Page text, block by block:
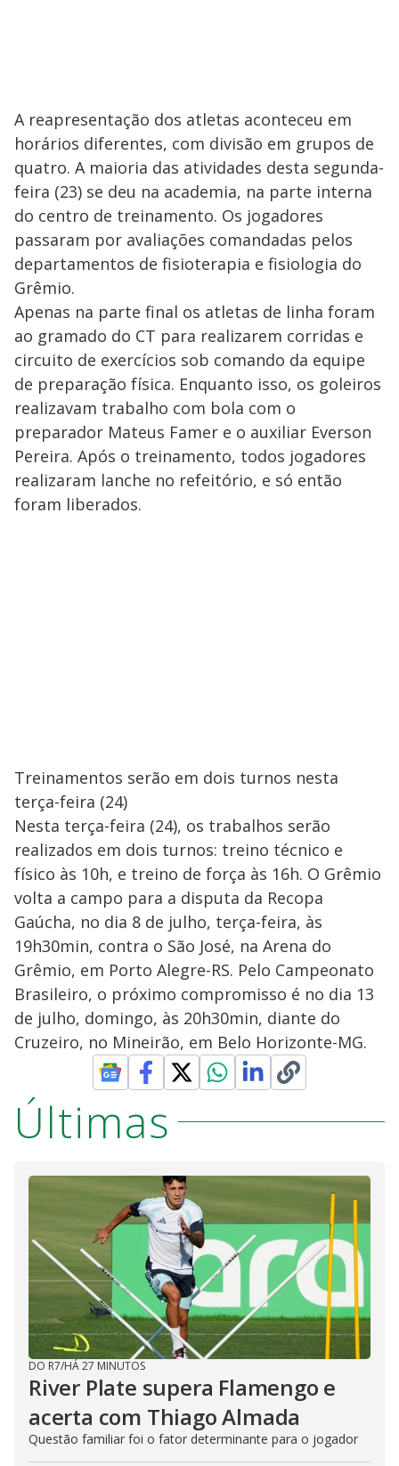
A reapresentação dos atletas aconteceu em
horários diferentes, com divisão em grupos de
quatro. A maioria das atividades desta segunda-
feira (23) se deu na academia, na parte interna
do centro de treinamento. Os jogadores
passaram por avaliações comandadas pelos
departamentos de fisioterapia e fisiologia do
Grêmio.
Apenas na parte final os atletas de linha foram
ao gramado do CT para realizarem corridas e
circuito de exercícios sob comando da equipe
de preparação física. Enquanto isso, os goleiros
realizavam trabalho com bola com o
preparador Mateus Famer e o auxiliar Everson
Pereira. Após o treinamento, todos jogadores
realizaram lanche no refeitório, e só então
foram liberados.
Treinamentos serão em dois turnos nesta
terça-feira (24)
Nesta terça-feira (24), os trabalhos serão
realizados em dois turnos: treino técnico e
físico às 10h, e treino de força às 16h. O Grêmio
volta a campo para a disputa da Recopa
Gaúcha, no dia 8 de julho, terça-feira, às
19h30min, contra o São José, na Arena do
Grêmio, em Porto Alegre-RS. Pelo Campeonato
Brasileiro, o próximo compromisso é no dia 13
de julho, domingo, às 20h30min, diante do
Cruzeiro, no Mineirão, em Belo Horizonte-MG.
Últimas
DO R7/HÁ 27 MINUTOS
River Plate supera Flamengo e
acerta com Thiago Almada
Questão familiar foi o fator determinante para o jogador